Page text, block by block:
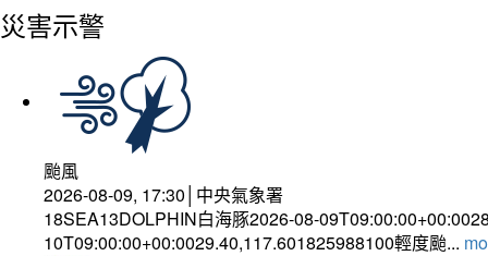
災害示警
颱風
2026-08-09, 17:30│中央氣象署
18SEA13DOLPHIN白海豚2026-08-
10T09:00:00+00:0029.40,117.601825988100輕度颱...